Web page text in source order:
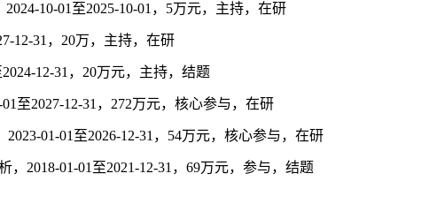
10-01至2025-10-01，5万元，主持，在研
12-31，20万，主持，在研
12-31，20万元，主持，结题
至2027-12-31，272万元，核心参与，在研
01-01至2026-12-31，54万元，核心参与，在研
2018-01-01至2021-12-31，69万元，参与，结题